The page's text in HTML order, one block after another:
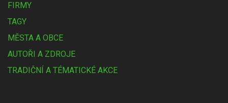
FIRMY
TAGY
MĚSTA A OBCE
AUTOŘI A ZDROJE
TRADIČNÍ A TÉMATICKÉ AKCE